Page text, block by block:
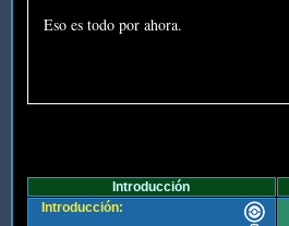
Eso es todo por ahora.
Introducción
Introducción: